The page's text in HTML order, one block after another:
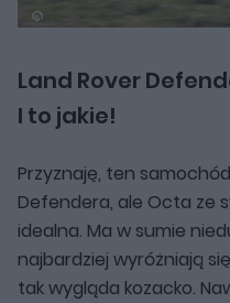
Land Rover
I to jakie!
Przyznaję, ten
Defendera, ale Octa ze
idealna. Ma w sumie
najbardziej wyróżniają
tak wygląda kozacko.